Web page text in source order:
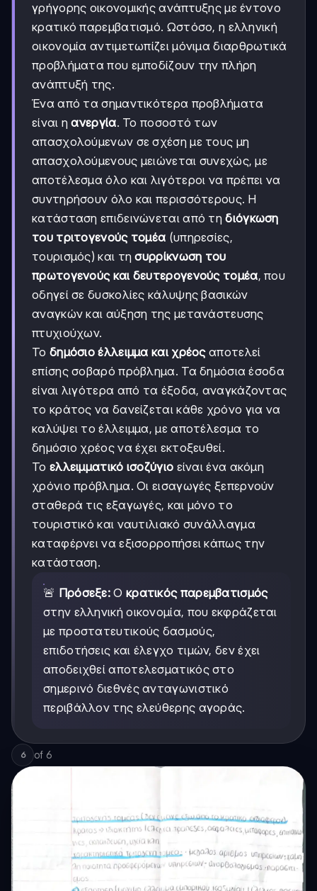
γρήγορης οικονομικής ανάπτυξης με έντονο
κρατικό παρεμβατισμό. Ωστόσο, η ελληνική
οικονομία αντιμετωπίζει μόνιμα διαρθρωτικά
προβλήματα που εμποδίζουν την πλήρη
ανάπτυξή της.
Ένα από τα σημαντικότερα προβλήματα
είναι ηανεργία. Το ποσοστό των
απασχολούμενων σε σχέση με τους μη
απασχολούμενους μειώνεται συνεχώς, με
αποτέλεσμα όλο και λιγότεροι να πρέπει να
συντηρήσουν όλο και περισσότερους. Η
κατάσταση επιδεινώνεται από τηδιόγκωση
του τριτογενούς τομέα (υπηρεσίες,
τουρισμός) και τησυρρίκνωση του
πρωτογενούς και δευτερογενούς τομέα, που
οδηγεί σε δυσκολίες κάλυψης βασικών
αναγκών και αύξηση της μετανάστευσης
πτυχιούχων.
Το δημόσιο έλλειμμα και χρέοςαποτελεί
επίσης σοβαρό πρόβλημα. Τα δημόσια έσοδα
είναι λιγότερα από τα έξοδα, αναγκάζοντας
το κράτος να δανείζεται κάθε χρόνο για να
καλύψει το έλλειμμα, με αποτέλεσμα το
δημόσιο χρέος να έχει εκτοξευθεί.
Το ελλειμματικό ισοζύγιο είναι ένα ακόμη
χρόνιο πρόβλημα. Οι εισαγωγές ξεπερνούν
σταθερά τις εξαγωγές, και μόνο το
τουριστικό και ναυτιλιακό συνάλλαγμα
καταφέρνει να εξισορροπήσει κάπως την
κατάσταση.
🚨 Πρόσεξε: Ο κρατικός παρεμβατισμός
στην ελληνική οικονομία, που εκφράζεται
με προστατευτικούς δασμούς,
επιδοτήσεις και έλεγχο τιμών, δεν έχει
αποδειχθεί αποτελεσματικός στο
σημερινό διεθνές ανταγωνιστικό
περιβάλλον της ελεύθερης αγοράς.
6 of 6